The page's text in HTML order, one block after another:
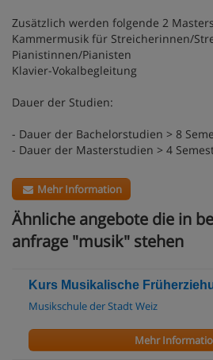
Zusätzlich werden folgende 2
Kammermusik für Streicherinnen/
Pianistinnen/Pianisten
Klavier-Vokalbegleitung
Dauer der Studien:
- Dauer der Bachelorstudien > 8
- Dauer der Masterstudien > 4
Mehr Information
Ähnliche angebote die in
anfrage "musik" stehen
Kurs Musikalische
Musikschule der Stadt Weiz
Mehr